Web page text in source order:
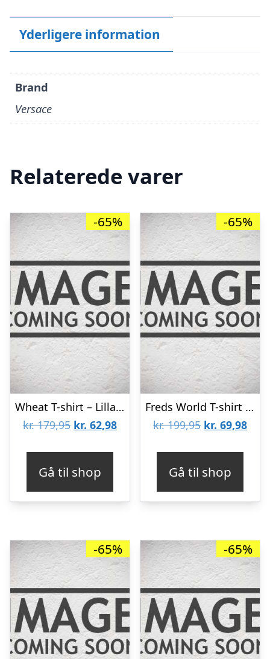
Yderligere information
Brand
Versace
Relaterede varer
-65%
Wheat T-shirt – Lilla m. Svaner
kr.179,95 Den
kr. 179,95.
kr. 62,98Den
kr. 62,98.
Gå til shop
-65%
Freds World T-shirt – Navy/Hvidstribet
kr.199,95 Den
kr. 199,95.
kr. 69,98Den
kr.
Gå til shop
-65% -65%